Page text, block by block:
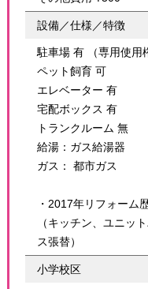
設備／仕様／特徴
駐車場 有 （専用使用
ペット飼育 可
エレベーター 有
宅配ボックス 有
トランクルーム 無
給湯：ガス給湯器
ガス： 都市ガス
・2017年リフォーム
（キッチン、ユニッ
ス張替）
小学校区